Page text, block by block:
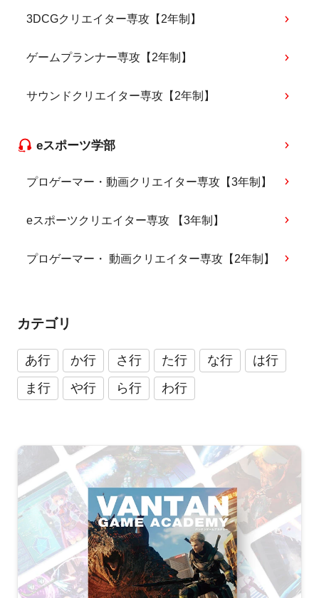
3DCGクリエイター専攻【2年制】
ゲームプランナー専攻【2年制】
サウンドクリエイター専攻【2年制】
eスポーツ学部
プロゲーマー・動画クリエイター専攻【3年制】
eスポーツクリエイター専攻 【3年制】
プロゲーマー・ 動画クリエイター専攻【2年制】
カテゴリ
あ行 か行 さ行 た行 な行
は行
ま行
や行 ら行 わ行